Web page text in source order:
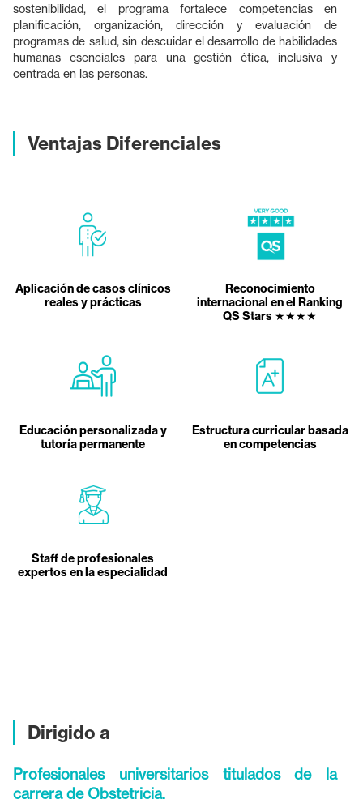
sostenibilidad, el programa fortalece competencias en
planificación, organización, dirección y evaluación de
programas de salud, sin descuidar el desarrollo de habilidades
humanas esenciales para una gestión ética, inclusiva y
centrada en las personas.
Ventajas Diferenciales
Aplicación de casos clínicos
reales y prácticas
Reconocimiento
internacional en el Ranking
QS Stars ★★★★
Educación personalizada y
tutoría permanente
Estructura curricular basada
en competencias
Staff de profesionales
expertos en la especialidad
Dirigido a
Profesionales universitarios titulados de la
carrera de Obstetricia.